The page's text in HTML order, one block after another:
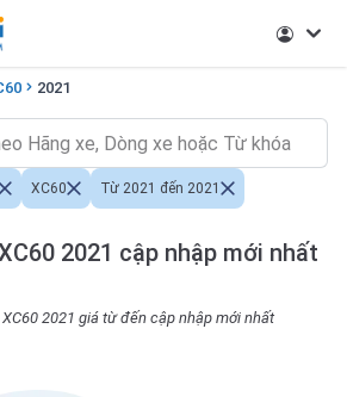
2021
2021 cập nhập mới nhất
2021 giá từ đến cập nhập mới nhất
XC60 Từ 2021 đến 2021